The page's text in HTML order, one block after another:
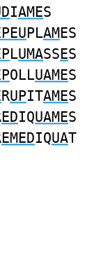
IAMES
PLAMES
LUMASSES
OLLUAMES
RUPITAMES
EDIQUAMES
EMEDIQUAT